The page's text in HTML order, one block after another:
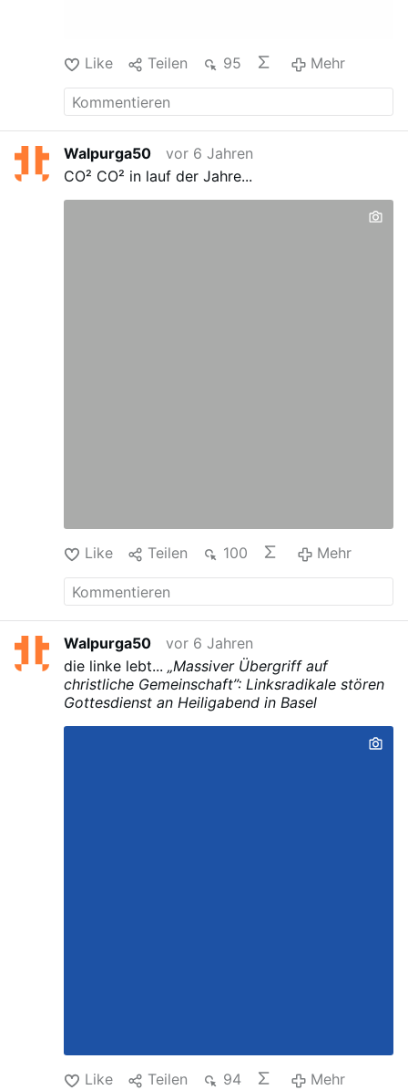
Land der Automobilproduktion sollte
Deutschland bei der Energiewende im Verkehr
technologieoffen bleiben.
Like Teilen 95 Mehr
Walpurga50
vor 6 Jahren
CO² CO² in lauf der Jahre...
Like Teilen 100 Mehr
Walpurga50
vor 6 Jahren
die linke lebt... „Massiver Übergriff auf
christliche Gemeinschaft”: Linksradikale stören
Gottesdienst an Heiligabend in Basel
Like Teilen 94 Mehr